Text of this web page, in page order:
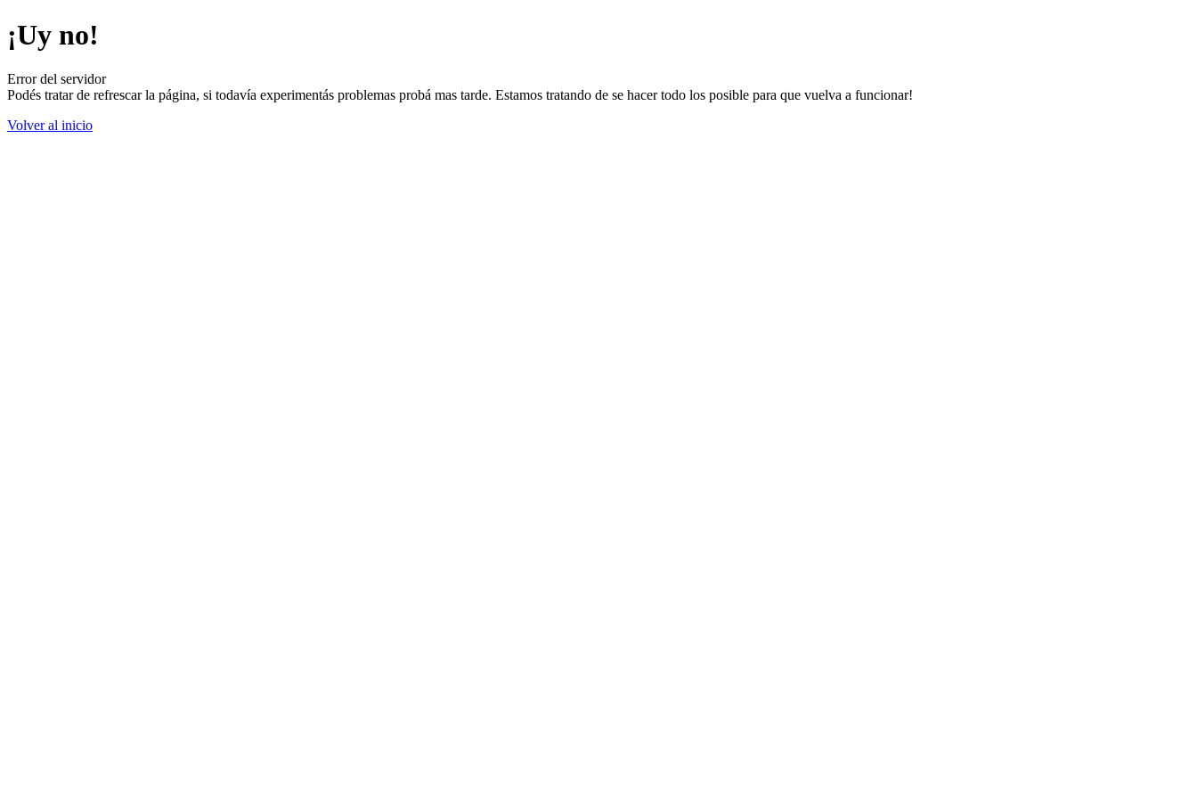
¡Uy no!
Error del servidor
Podés tratar de refrescar la página, si todavía experimentás problemas probá mas tarde. Estamos tratando de se hacer todo los posible para que vuelva a funcionar!
Volver al inicio